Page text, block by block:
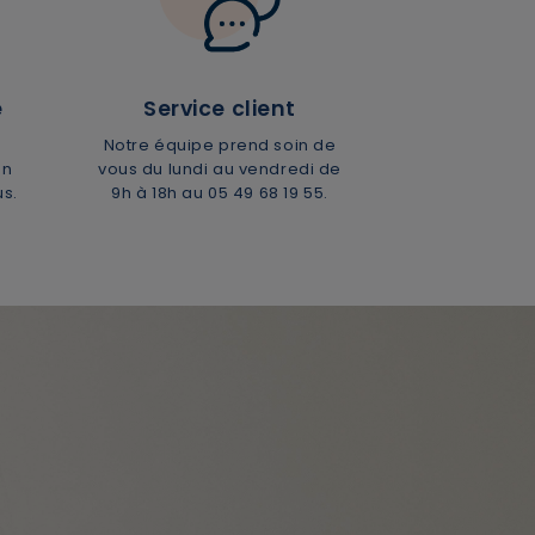
Service client
Notre équipe prend soin de
vous du lundi au vendredi de
9h à 18h au 05 49 68 19 55.